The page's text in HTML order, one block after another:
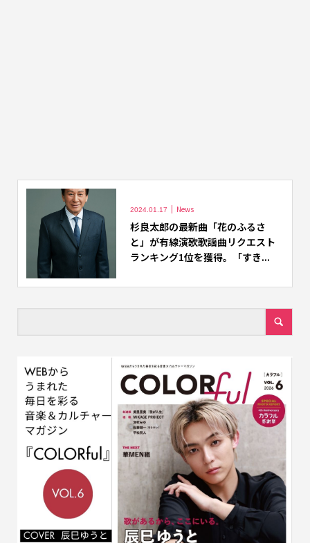
2024.01.17 News
杉良太郎の最新曲「花のふるさ
と」が有線演歌歌謡曲リクエスト
ランキング1位を獲得。「すき...